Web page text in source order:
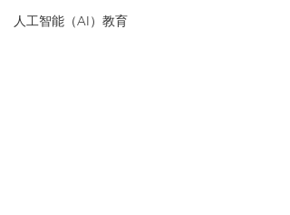
人工智能（AI）教育